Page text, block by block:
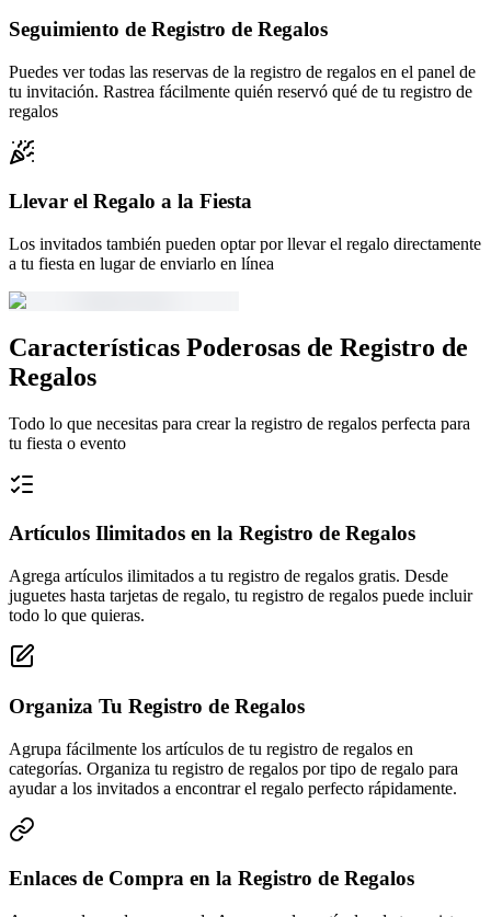
Seguimiento de Registro de Regalos
Puedes ver todas las reservas de la registro de regalos en el panel de
tu invitación. Rastrea fácilmente quién reservó qué de tu registro de
regalos
Llevar el Regalo a la Fiesta
Los invitados también pueden optar por llevar el regalo directamente
a tu fiesta en lugar de enviarlo en línea
Características Poderosas de Registro de
Regalos
Todo lo que necesitas para crear la registro de regalos perfecta para
tu fiesta o evento
Artículos Ilimitados en la Registro de Regalos
Agrega artículos ilimitados a tu registro de regalos gratis. Desde
juguetes hasta tarjetas de regalo, tu registro de regalos puede incluir
todo lo que quieras.
Organiza Tu Registro de Regalos
Agrupa fácilmente los artículos de tu registro de regalos en
categorías. Organiza tu registro de regalos por tipo de regalo para
ayudar a los invitados a encontrar el regalo perfecto rápidamente.
Enlaces de Compra en la Registro de Regalos